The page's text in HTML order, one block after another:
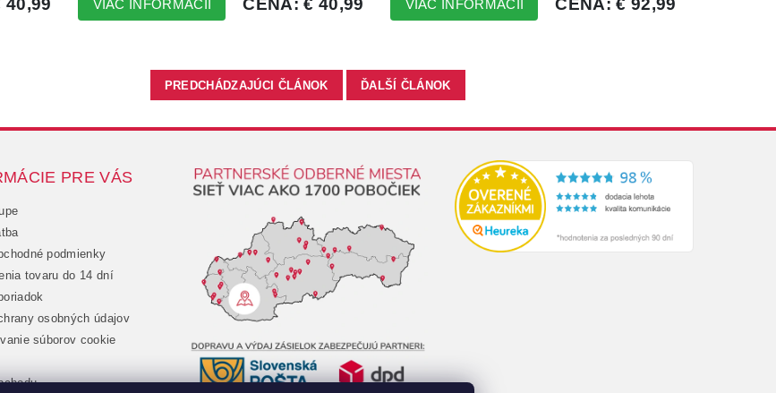
PREDCHÁDZAJÚCI ČLÁNOK ĎALŠÍ ČLÁNOK
PRE VÁS
podmienky
tovaru do 14 dní
osobných údajov
súborov cookie